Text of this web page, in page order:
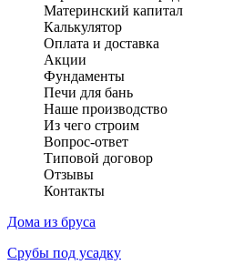
Материнский капитал
Калькулятор
Оплата и доставка
Акции
Фундаменты
Печи для бань
Наше производство
Из чего строим
Вопрос-ответ
Типовой договор
Отзывы
Контакты
Дома из бруса
Срубы под усадку